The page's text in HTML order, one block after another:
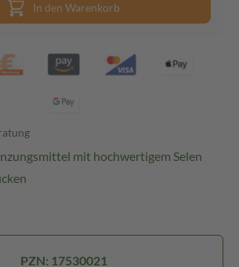
In den Warenkorb
mit hochwertigem Selen
PZN: 17530021